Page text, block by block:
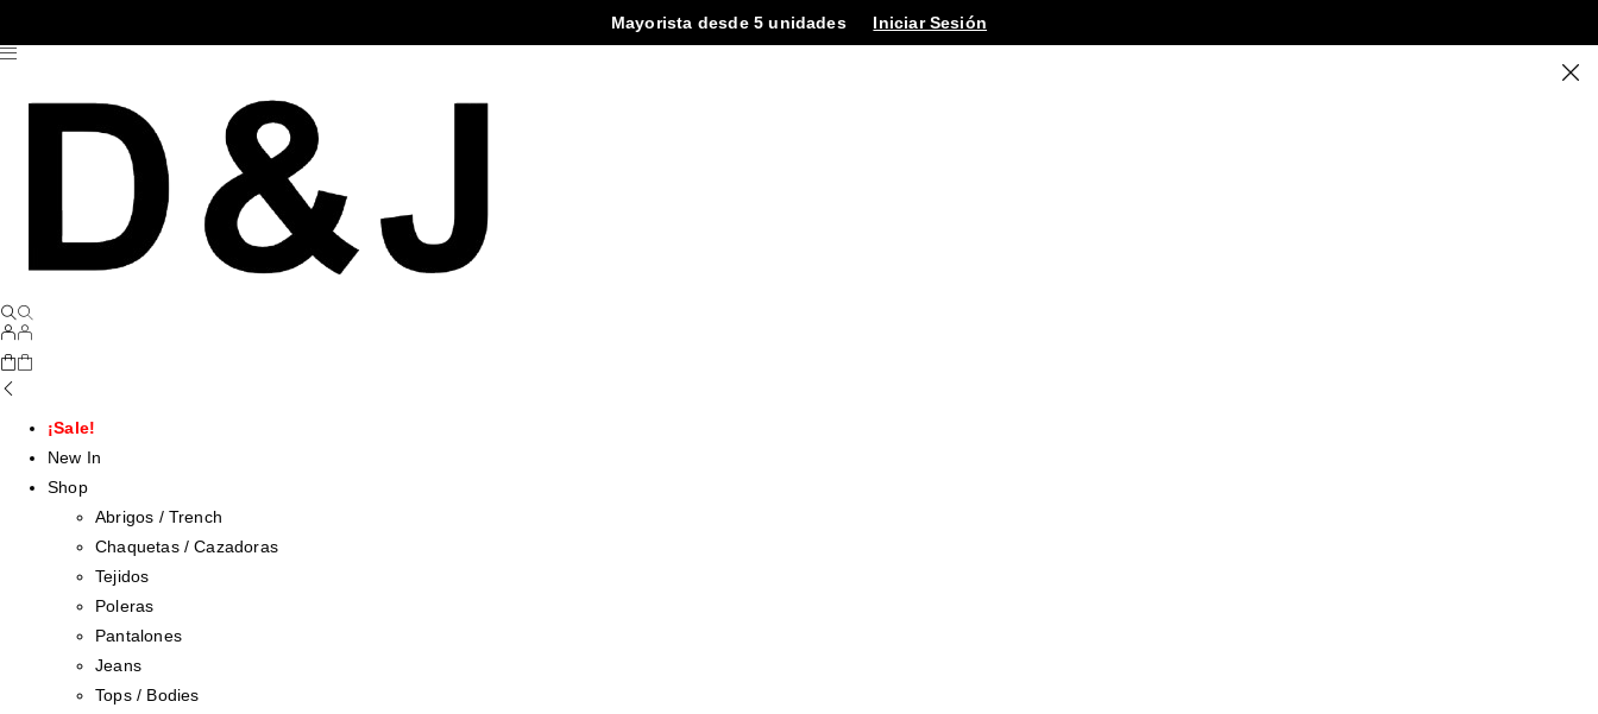
Mayorista desde 5 unidades Iniciar Sesión
¡Sale!
New In
Shop
Abrigos / Trench
Chaquetas / Cazadoras
Tejidos
Poleras
Pantalones
Jeans
Tops / Bodies